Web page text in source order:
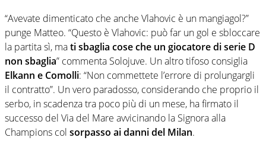
“Avevate dimenticato che anche Vlahovic è un mangiagol?”
punge Matteo. “Questo è Vlahovic: può far un gol e sbloccare
la partita sì, mati sbaglia cose che un giocatore di serie D
non sbaglia” commenta Solojuve. Un altro tifoso consiglia
Elkann e Comolli: “Non commettete l’errore di prolungargli
il contratto”. Un vero paradosso, considerando che proprio il
serbo, in scadenza tra poco più di un mese, ha firmato il
successo del Via del Mare avvicinando la Signora alla
Champions col sorpasso ai danni del Milan.